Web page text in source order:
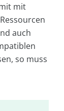
mit
auch
so muss